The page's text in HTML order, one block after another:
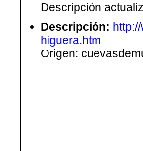
Descripción
Descripción:
higuera.htm
Origen: